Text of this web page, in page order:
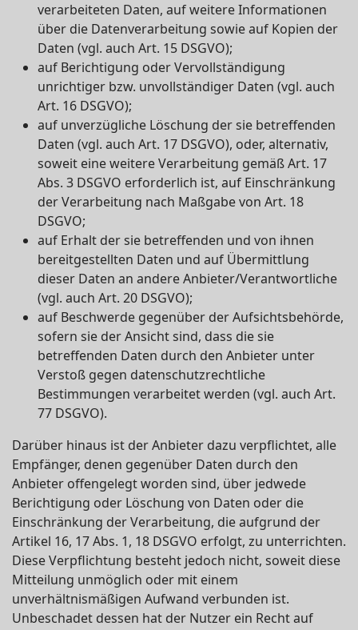
verarbeiteten Daten, auf weitere Informationen
über die Datenverarbeitung sowie auf Kopien der
Daten (vgl. auch Art. 15 DSGVO);
auf Berichtigung oder Vervollständigung
unrichtiger bzw. unvollständiger Daten (vgl. auch
Art. 16 DSGVO);
auf unverzügliche Löschung der sie betreffenden
Daten (vgl. auch Art. 17 DSGVO), oder, alternativ,
soweit eine weitere Verarbeitung gemäß Art. 17
Abs. 3 DSGVO erforderlich ist, auf Einschränkung
der Verarbeitung nach Maßgabe von Art. 18
DSGVO;
auf Erhalt der sie betreffenden und von ihnen
bereitgestellten Daten und auf Übermittlung
dieser Daten an andere Anbieter/Verantwortliche
(vgl. auch Art. 20 DSGVO);
auf Beschwerde gegenüber der Aufsichtsbehörde,
sofern sie der Ansicht sind, dass die sie
betreffenden Daten durch den Anbieter unter
Verstoß gegen datenschutzrechtliche
Bestimmungen verarbeitet werden (vgl. auch Art.
77 DSGVO).
Darüber hinaus ist der Anbieter dazu verpflichtet, alle
Empfänger, denen gegenüber Daten durch den
Anbieter offengelegt worden sind, über jedwede
Berichtigung oder Löschung von Daten oder die
Einschränkung der Verarbeitung, die aufgrund der
Artikel 16, 17 Abs. 1, 18 DSGVO erfolgt, zu unterrichten.
Diese Verpflichtung besteht jedoch nicht, soweit diese
Mitteilung unmöglich oder mit einem
unverhältnismäßigen Aufwand verbunden ist.
Unbeschadet dessen hat der Nutzer ein Recht auf